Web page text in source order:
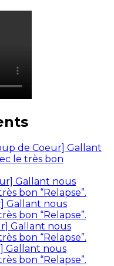
de Coeur] Gallant
le très bon
Gallant nous
bon “Relapse”.
Gallant nous
bon “Relapse”.
Gallant nous
bon “Relapse”.
Gallant nous
bon “Relapse”.